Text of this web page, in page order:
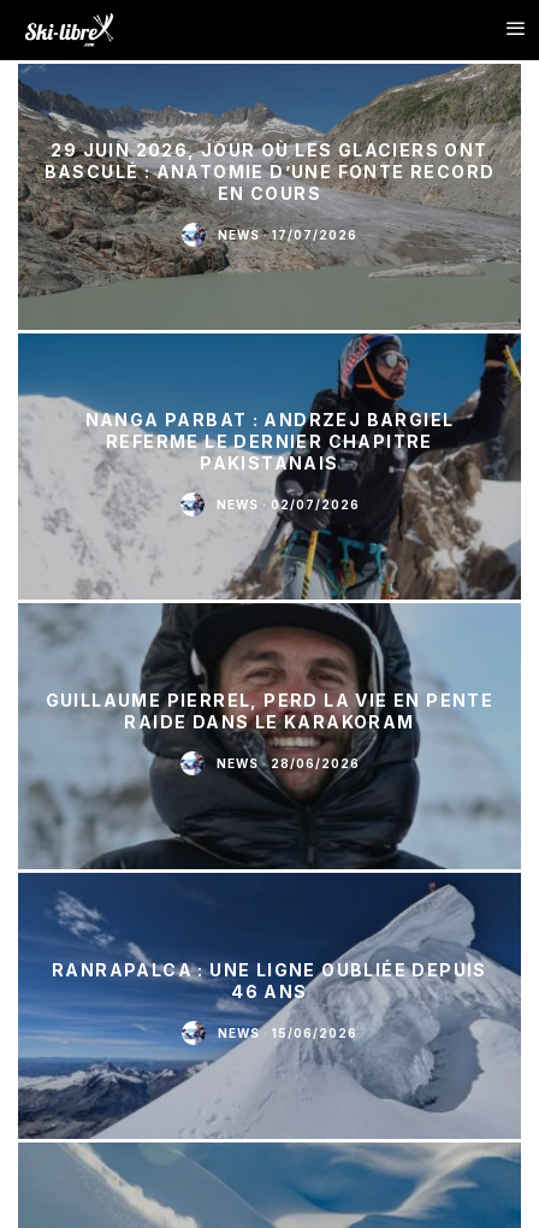
29 JUIN 2026, JOUR OÙ LES GLACIERS ONT
BASCULÉ : ANATOMIE D’UNE FONTE RECORD
EN COURS
NEWS · 17/07/2026
NANGA PARBAT : ANDRZEJ BARGIEL
REFERME LE DERNIER CHAPITRE
PAKISTANAIS
NEWS · 02/07/2026
GUILLAUME PIERREL, PERD LA VIE EN PENTE
RAIDE DANS LE KARAKORAM
NEWS · 28/06/2026
RANRAPALCA : UNE LIGNE OUBLIÉE DEPUIS
46 ANS
NEWS · 15/06/2026